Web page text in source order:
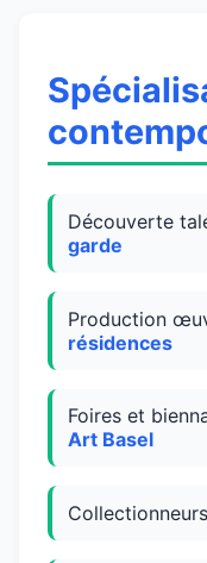
Découverte
garde
Production
résidences
Foires et
Art Basel